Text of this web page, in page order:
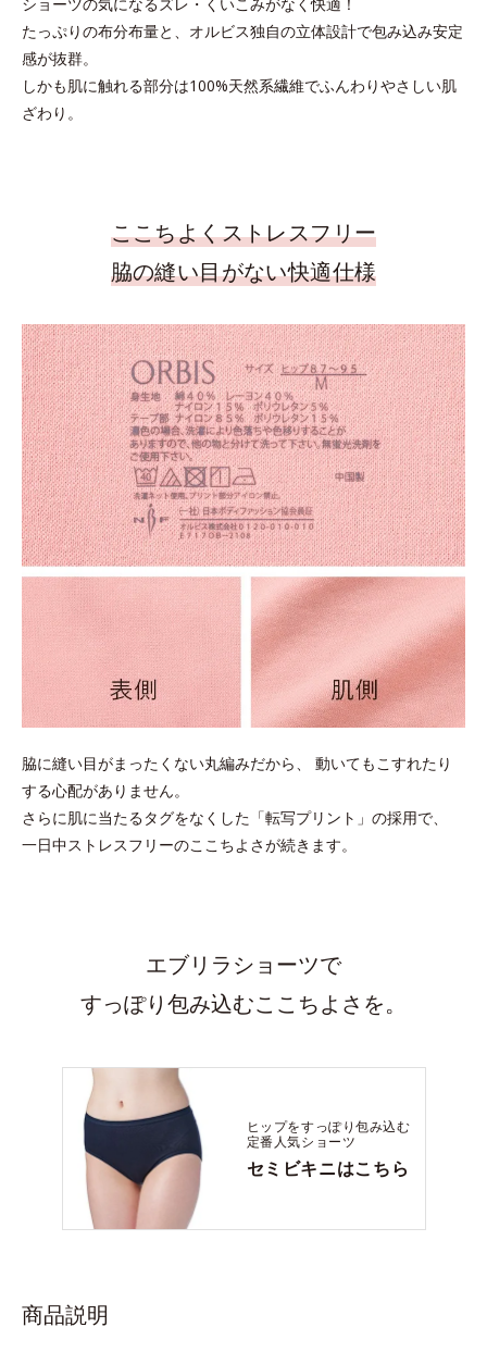
たっぷりの布分布量と、オルビス独自の立体設計で包み込み安定
感が抜群。
しかも肌に触れる部分は100%天然系繊維でふんわりやさしい肌
ざわり。
ここちよくストレスフリー
脇の縫い目がない快適仕様
脇に縫い目がまったくない丸編みだから、
動いてもこすれたり
する心配がありません。
さらに肌に当たるタグをなくした「転写プリント」の採用で、
一日中ストレスフリーのここちよさが続きます。
エブリラショーツで
すっぽり包み込むここちよさを。
ヒップをすっぽり包み込む
定番人気ショーツ
セミビキニはこちら
商品説明